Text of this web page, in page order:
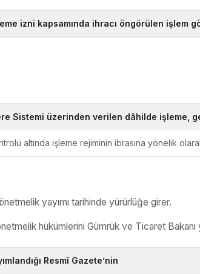
izni kapsamında ihracı öngörülen
Sistemi üzerinden verilen dâhilde işleme,
altında işleme rejiminin ibrasına yönelik
yayımı tarihinde yürürlüğe girer.
hükümlerini Gümrük ve Ticaret Bakanı
Resmî Gazete’nin